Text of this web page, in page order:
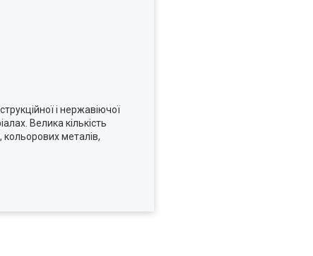
і нержавіючої
Велика кількість
кольорових металів,